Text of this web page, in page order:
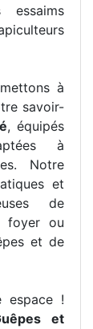
à
savoir-
, équipés
à
Notre
et
de
foyer ou
et de
espace !
et